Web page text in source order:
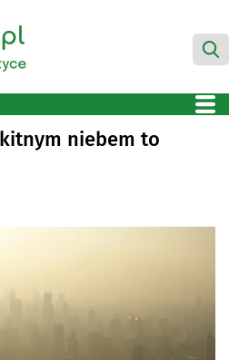
niebem to